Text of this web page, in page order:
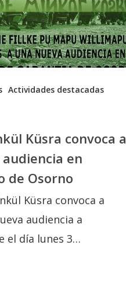
Actividades destacadas
Küsra convoca a
en
de Osorno
Küsra convoca a
audiencia a
el día lunes 3…